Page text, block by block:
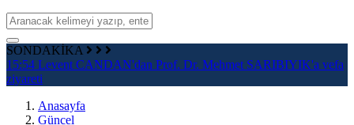
SONDAKİKA
15:54 Levent CANDAN'dan Prof. Dr. Mehmet SARIBIYIK'a vefa
ziyareti
Anasayfa
Güncel